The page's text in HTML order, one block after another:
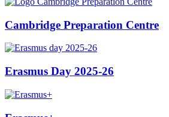
Cambridge Preparation Centre
Erasmus Day 2025-26